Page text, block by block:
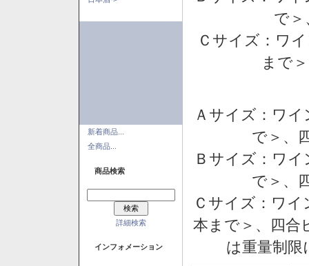
新着商品...
全商品...
商品検索
詳細検索
インフォメーション
で
Ｃサイズ：ワ
まで
Ａサイズ：ワ
で＞、
Ｂサイズ：ワ
で＞、
Ｃサイズ：ワイ
本まで＞、四
は重量制